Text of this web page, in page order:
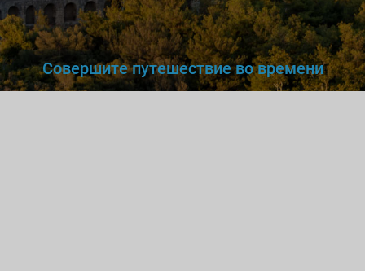
Совершите путешествие во времени